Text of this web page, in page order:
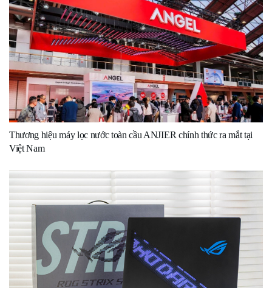
Thương hiệu máy lọc nước toàn cầu ANJIER chính thức ra mắt tại
Việt Nam